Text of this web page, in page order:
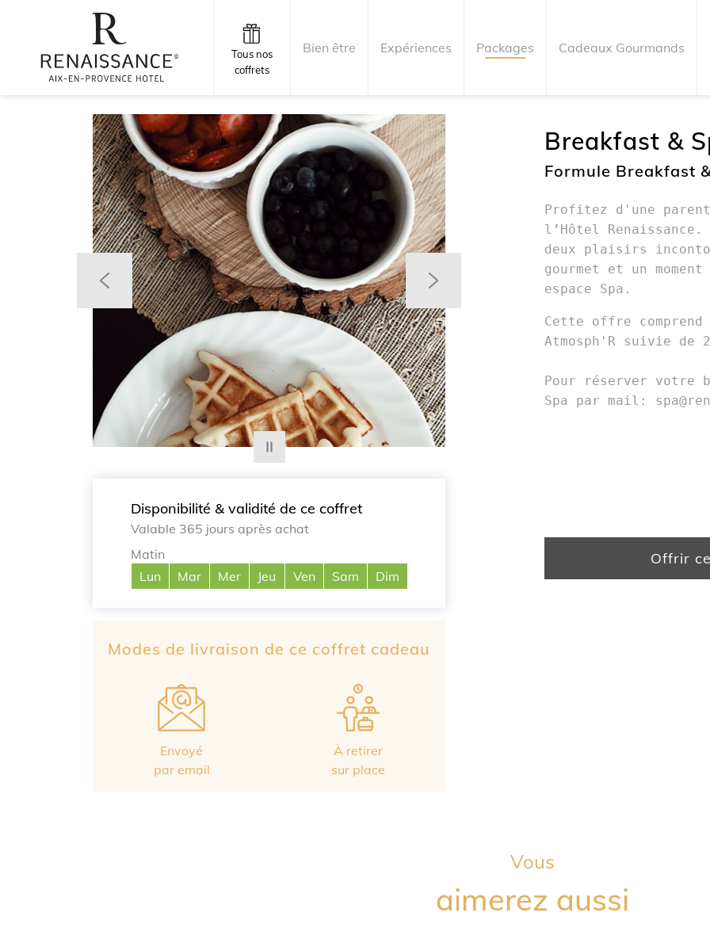
Tous nos
coffrets
Bien être Expériences Packages Cadeaux Gourmands
Disponibilité & validité de ce coffret
Valable 365 jours après achat
Matin
Lun
Mar Mer Jeu Ven Sam Dim
Modes de livraison de ce coffret cadeau
Envoyé
par email
À retirer
sur place
Breakfast &
Formule Breakfast
Profitez d'une
l’Hôtel
deux plaisirs
gourmet et un
espace Spa.
Cette offre
Atmosph'R suivie de
Pour réserver votre
Spa par mail:
Offrir
Vous
aimerez aussi